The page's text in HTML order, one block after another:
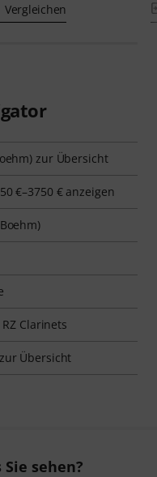
Vergleichen
zur Übersicht
€–3750 € anzeigen
Clarinets
Übersicht
sehen?